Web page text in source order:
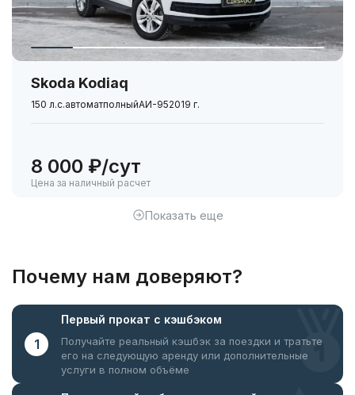
Skoda Kodiaq
150 л.с.автоматполныйАИ-952019 г.
8 000 ₽/сут
Цена за наличный расчет
Показать еще
Почему нам доверяют?
1
Первый прокат с кэшбэком
Получайте реальный кэшбэк за поездки и тратьте
его на следующую аренду или дополнительные
услуги в полном объёме